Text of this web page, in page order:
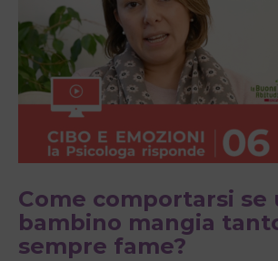
Come comportarsi se
bambino mangia
sempre fame?